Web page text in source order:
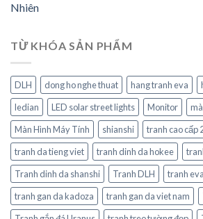
Nhiên
TỪ KHÓA SẢN PHẨM
DLH dong ho nghe thuat hang tranh eva
ledian
LED solar street lights Monitor
Màn Hình Máy Tính
shianshi
tranh cao cấp
tranh da tieng viet
tranh dinh da hokee
Tranh dinh da shanshi
Tranh DLH tranh eva
tranh gan da kadoza
tranh gan da viet nam